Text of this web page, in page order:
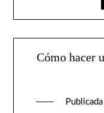
Cómo hacer
Publicada